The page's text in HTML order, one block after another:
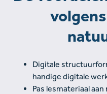
Digitale
handige digitale
Pas lesmateriaal